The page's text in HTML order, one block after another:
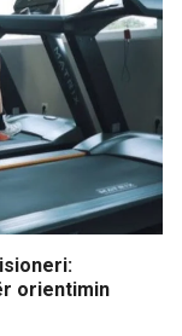
orientimin